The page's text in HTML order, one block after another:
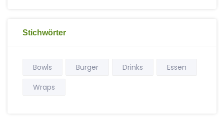
Stichwörter
Bowls Burger Drinks
Essen
Wraps